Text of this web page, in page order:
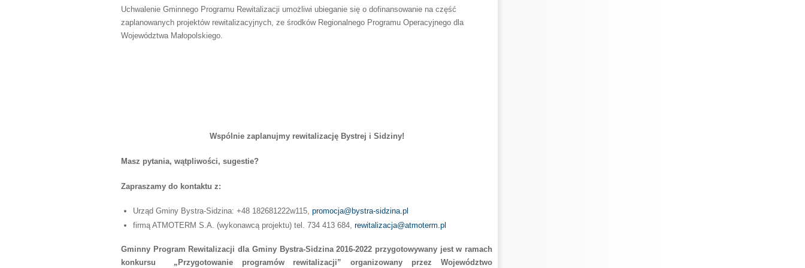
Uchwalenie Gminnego Programu Rewitalizacji umożliwi ubieganie się o dofinansowanie na część
zaplanowanych projektów rewitalizacyjnych, ze środków Regionalnego Programu Operacyjnego dla
Województwa Małopolskiego.
Wspólnie zaplanujmy rewitalizację Bystrej i Sidziny!
Masz pytania, wątpliwości, sugestie?
Zapraszamy do kontaktu z:
Urząd Gminy Bystra-Sidzina: +48 182681222w115, promocja@bystra-sidzina.pl
firmą ATMOTERM S.A. (wykonawcą projektu) tel. 734 413 684, rewitalizacja@atmoterm.pl
Gminny Program Rewitalizacji dla Gminy Bystra-Sidzina 2016-2022 przygotowywany jest w ramach
konkursu „Przygotowanie programów rewitalizacji” organizowany przez Województwo